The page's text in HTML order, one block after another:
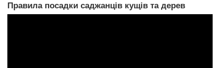
Правила посадки саджанців кущів та дерев